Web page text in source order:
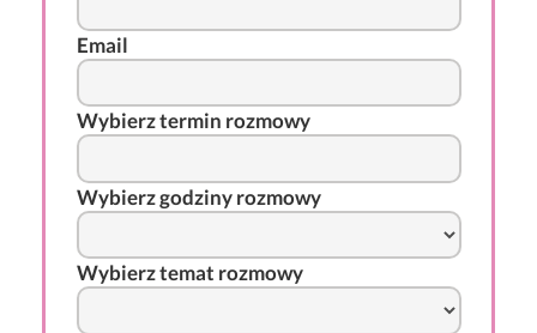
Email
Wybierz termin rozmowy
Wybierz godziny rozmowy
Wybierz temat rozmowy